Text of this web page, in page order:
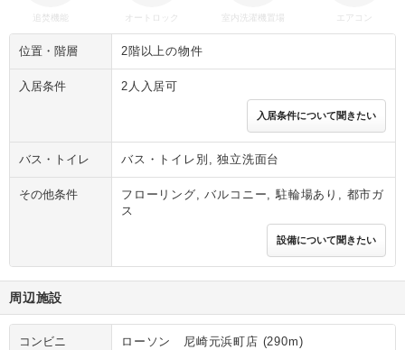
追焚機能 オートロック 室内洗濯機置場 エアコン
位置・階層 2階以上の物件
入居条件 2人入居可
入居条件について聞きたい
バス・トイレ バス・トイレ別, 独立洗面台
その他条件
フローリング, バルコニー, 駐輪場あり, 都市ガ
ス
設備について聞きたい
周辺施設
コンビニ
ローソン 尼崎元浜町店 (290m)